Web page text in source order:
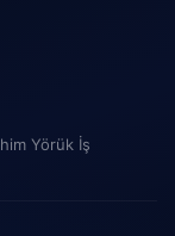
Yörük İş